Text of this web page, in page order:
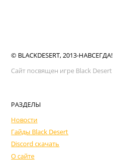
© BLACKDESERT, 2013-
Сайт посвящен игре Black Desert
РАЗДЕЛЫ
Новости
Гайды Black Desert
Discord скачать
О сайте